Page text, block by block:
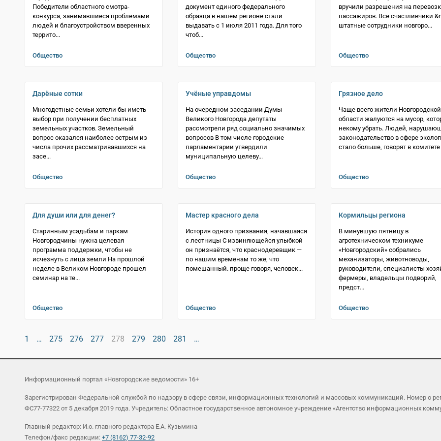
Победители областного смотра-
конкурса, занимавшиеся проблемами
людей и благоустройством вверенных
террито...
Общество
документ единого федерального
образца в нашем регионе стали
выдавать с 1 июля 2011 года. Для того
чтоб...
Общество
вручили разрешения на
пассажиров. Все счастливчики
штатные сотрудники новгоро...
Общество
Дарёные сотки
Многодетные семьи хотели бы иметь
выбор при получении бесплатных
земельных участков. Земельный
вопрос оказался наиболее острым из
числа прочих рассматривавшихся на
засе...
Общество
Учёные управдомы
На очередном заседании Думы
Великого Новгорода депутаты
рассмотрели ряд социально значимых
вопросов В том числе городские
парламентарии утвердили
муниципальную целеву...
Общество
Грязное дело
Чаще всего жители Новгородской
области жалуются на мусор,
некому убрать. Людей,
законодательство в сфере
стало больше, говорят в комитете
Общество
Для души или для денег?
Старинным усадьбам и паркам
Новгородчины нужна целевая
программа поддержки, чтобы не
исчезнуть с лица земли На прошлой
неделе в Великом Новгороде прошел
семинар на те...
Общество
Мастер красного дела
История одного призвания, начавшаяся
с лестницы С извиняющейся улыбкой
он признаётся, что краснодеревщик —
по нашим временам то же, что
помешанный. проще говоря, человек...
Общество
Кормильцы региона
В минувшую пятницу в
агротехническом техникуме
«Новгородский» собрались
механизаторы, животноводы,
руководители, специалисты
фермеры, владельцы подворий,
предст...
Общество
1 … 275 276 277 278 279 280 281 …
Информационный портал «Новгородские ведомости» 16+
Зарегистрирован Федеральной службой по надзору в сфере связи, информационных технологий и массовых коммуникаций. Номер о
ФС77-77322 от 5 декабря 2019 года. Учредитель: Областное государственное автономное учреждение «Агентство информационных
Главный редактор: И.о. главного редактора Е.А. Кузьмина
Телефон/факс редакции: +7 (8162) 77-32-92